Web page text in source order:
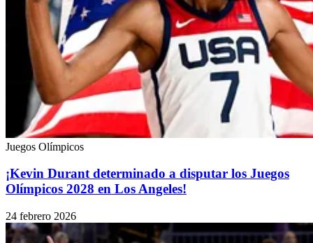
Juegos Olímpicos
¡Kevin Durant determinado a disputar los Juegos
Olímpicos 2028 en Los Angeles!
24 febrero 2026